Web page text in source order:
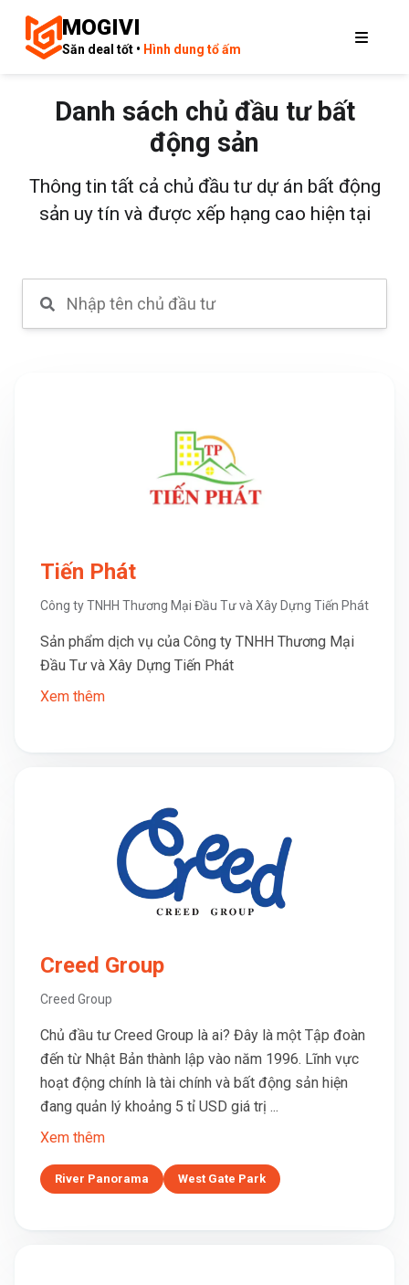
MOGIVI
Săn deal tốt • Hình dung tổ ấm
Danh sách chủ đầu tư bất
động sản
Thông tin tất cả chủ đầu tư dự án bất động
sản uy tín và được xếp hạng cao hiện tại
Tiến Phát
Công ty TNHH Thương Mại Đầu Tư và Xây Dựng Tiến Phát
Sản phẩm dịch vụ của Công ty TNHH Thương Mại
Đầu Tư và Xây Dựng Tiến Phát
Xem thêm
Creed Group
Creed Group
Chủ đầu tư Creed Group là ai? Đây là một Tập đoàn
đến từ Nhật Bản thành lập vào năm 1996. Lĩnh vực
hoạt động chính là tài chính và bất động sản hiện
đang quản lý khoảng 5 tỉ USD giá trị ...
Xem thêm
River Panorama West Gate Park